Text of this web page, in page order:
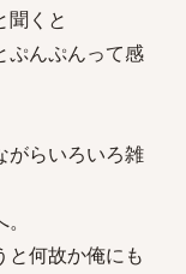
聞くと
ぷんぷんって感
がらいろいろ雑
と何故か俺にも